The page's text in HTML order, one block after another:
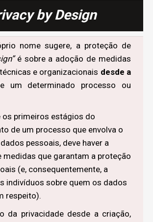
by Design
nome sugere, a proteção de
é sobre a adoção de medidas
e organizacionais desde a
um determinado processo ou
os primeiros estágios do
de um processo que envolva o
pessoais, deve haver a
medidas que garantam a proteção
(e, consequentemente, a
indivíduos sobre quem os dados
respeito).
da privacidade desde a criação,